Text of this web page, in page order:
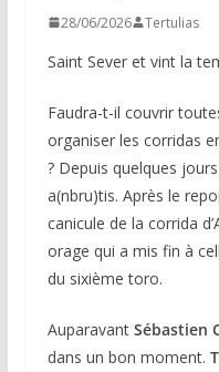
28/06/2026 Tertulias
Saint Sever et vint la
Faudra-t-il couvrir
organiser les corridas
? Depuis quelques
a(nbru)tis. Après le
canicule de la corrida
orage qui a mis fin à
du sixième toro.
Auparavant Sébastien
dans un bon moment.